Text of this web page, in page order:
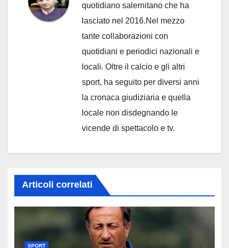
quotidiano salernitano che ha
lasciato nel 2016.Nel mezzo
tante collaborazioni con
quotidiani e periodici nazionali e
locali. Oltre il calcio e gli altri
sport, ha seguito per diversi anni
la cronaca giudiziaria e quella
locale non disdegnando le
vicende di spettacolo e tv.
Articoli correlati
SPORT